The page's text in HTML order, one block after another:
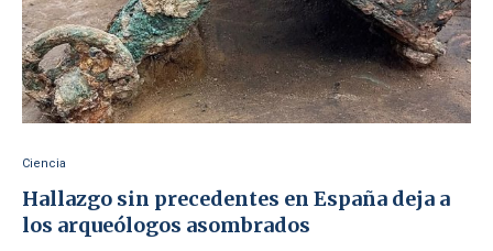
Ciencia
Hallazgo sin precedentes en España deja a
los arqueólogos asombrados